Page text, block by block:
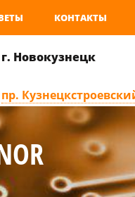
КОНТАКТЫ
г. Новокузнецк
пр.